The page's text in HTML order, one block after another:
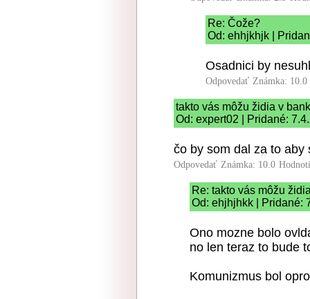
Re: Čože?
Od: ehhjkhjk |
Osadnici by
Odpovedať Známka: 10.0
takto vás môžu židia v
Od: expert02 | Pridané:
čo by som dal za to aby
Odpovedať Známka: 10.0
Re: takto vás môžu
Od: ehjhjhkk | Pridané:
Ono mozne bolo
no len teraz to bude
Komunizmus bol